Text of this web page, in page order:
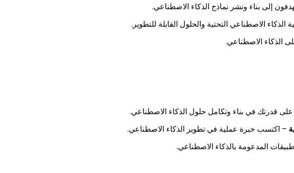
إلى بناء ونشر نماذج الذكاء الاصطناعي.
الذكاء الاصطناعي التحتية والحلول القابلة للتطوير.
الذكاء الاصطناعي.
قدرتك في بناء وتكامل حلول الذكاء الاصطناعي.
– اكتسب خبرة عملية في تطوير الذكاء الاصطناعي.
المدعومة بالذكاء الاصطناعي.